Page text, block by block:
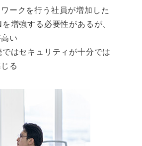
ークを行う社員が増加した
増強する必要性があるが、
い
はセキュリティが十分では
る